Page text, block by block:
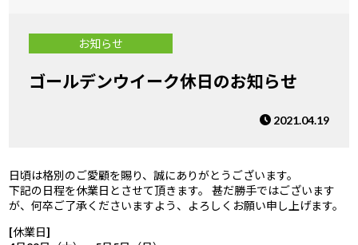
お知らせ
ゴールデンウイーク休日のお知らせ
2021.04.19
日頃は格別のご愛顧を賜り、誠にありがとうございます。
下記の日程を休業日とさせて頂きます。 甚だ勝手ではございます
が、何卒ご了承くださいますよう、よろしくお願い申し上げます。
[休業日]